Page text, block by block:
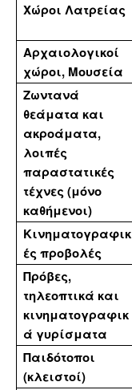
Χώροι Λατρείας
Αρχαιολογικοί
χώροι, Μουσεία
Ζωντανά
θεάματα και
ακροάματα,
λοιπές
παραστατικές
τέχνες (μόνο
καθήμενοι)
Κινηματογραφικ
ές προβολές
Πρόβες,
τηλεοπτικά και
κινηματογραφικ
ά γυρίσματα
Παιδότοποι
(κλειστοί)